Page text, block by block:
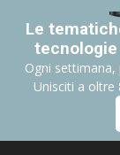
Le
tecnologie
Ogni
Unisciti a oltre